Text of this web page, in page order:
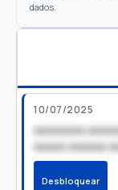
dados.
10/07/2025
xxxxxxxx
xxxxx xxxxxx
Desbloquear